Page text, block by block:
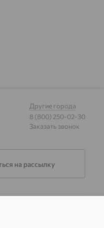
Другие города
8 (800) 250-02-30
Заказать звонок
на рассылку